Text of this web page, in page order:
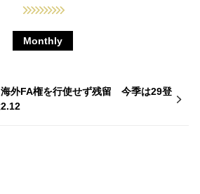
Monthly
海外FA権を行使せず残留 今季は29登